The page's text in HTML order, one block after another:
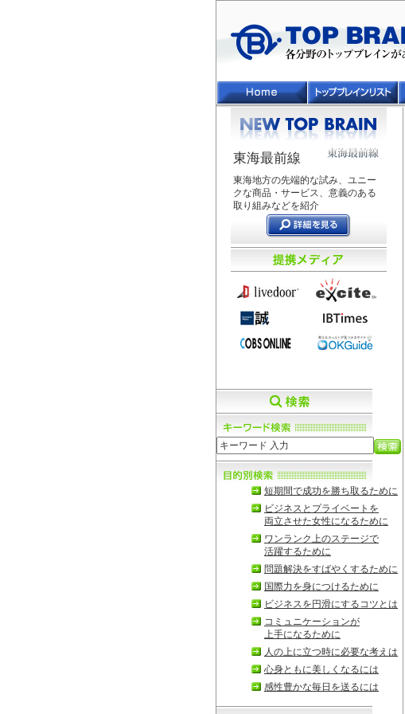
東海最前線
東海地方の先端的な試み、ユニー
クな商品・サービス、意義のある
取り組みなどを紹介
短期間で成功を勝ち取るために
ビジネスとプライベートを
両立させた女性になるために
ワンランク上のステージで
活躍するために
問題解決をすばやくするために
国際力を身につけるために
ビジネスを円滑にするコツとは
コミュニケーションが
上手になるために
人の上に立つ時に必要な考えは
心身ともに美しくなるには
感性豊かな毎日を送るには